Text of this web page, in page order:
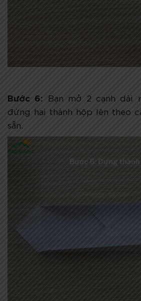
Bước 6: Bạn mở 2 cạnh dài
đứng hai thành hộp lên theo
sẵn.